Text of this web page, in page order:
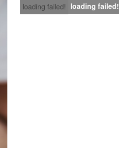
loading failed! loading failed!